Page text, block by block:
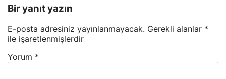
Bir yanıt yazın
E-posta adresiniz yayınlanmayacak. Gerekli alanlar *
ile işaretlenmişlerdir
Yorum *